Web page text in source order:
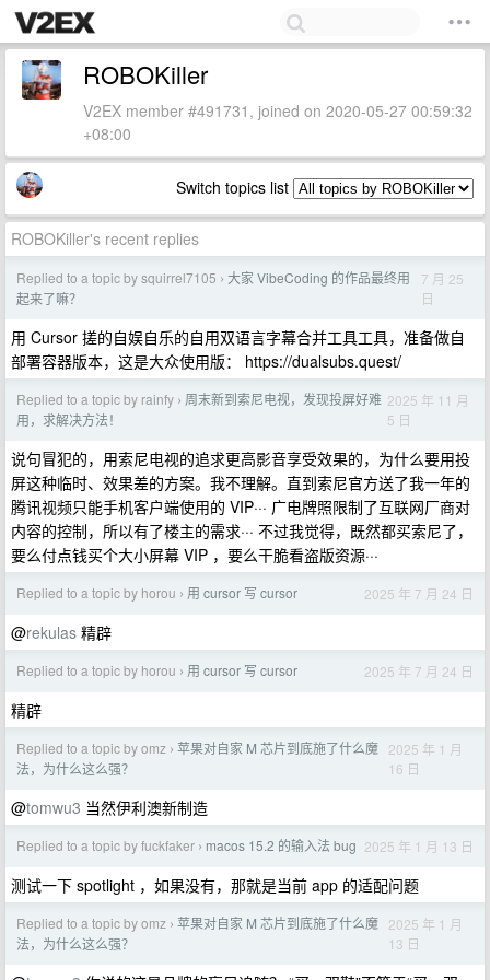
ROBOKiller
V2EX member #491731, joined on 2020-05-27 00:59:32
+08:00
Switch topics list
ROBOKiller's recent replies
Replied to a topic by squirrel7105 › 大家 VibeCoding 的作品最终用
起来了嘛？
7 月 25
日
用 Cursor 搓的自娱自乐的自用双语言字幕合并工具工具，准备做自
部署容器版本，这是大众使用版： https://dualsubs.quest/
Replied to a topic by rainfy › 周末新到索尼电视，发现投屏好难
用，求解决方法！
2025 年 11 月
5 日
说句冒犯的，用索尼电视的追求更高影音享受效果的，为什么要用投
屏这种临时、效果差的方案。我不理解。直到索尼官方送了我一年的
腾讯视频只能手机客户端使用的 VIP··· 广电牌照限制了互联网厂商对
内容的控制，所以有了楼主的需求··· 不过我觉得，既然都买索尼了，
要么付点钱买个大小屏幕 VIP ，要么干脆看盗版资源···
Replied to a topic by horou › 用 cursor 写 cursor 2025 年 7 月 24 日
@rekulas 精辟
Replied to a topic by horou › 用 cursor 写 cursor 2025 年 7 月 24 日
精辟
Replied to a topic by omz › 苹果对自家 M 芯片到底施了什么魔
法，为什么这么强？
2025 年 1 月
16 日
@tomwu3 当然伊利澳新制造
Replied to a topic by fuckfaker › macos 15.2 的输入法 bug 2025 年 1 月 13 日
测试一下 spotlight ，如果没有，那就是当前 app 的适配问题
Replied to a topic by omz › 苹果对自家 M 芯片到底施了什么魔
法，为什么这么强？
2025 年 1 月
13 日